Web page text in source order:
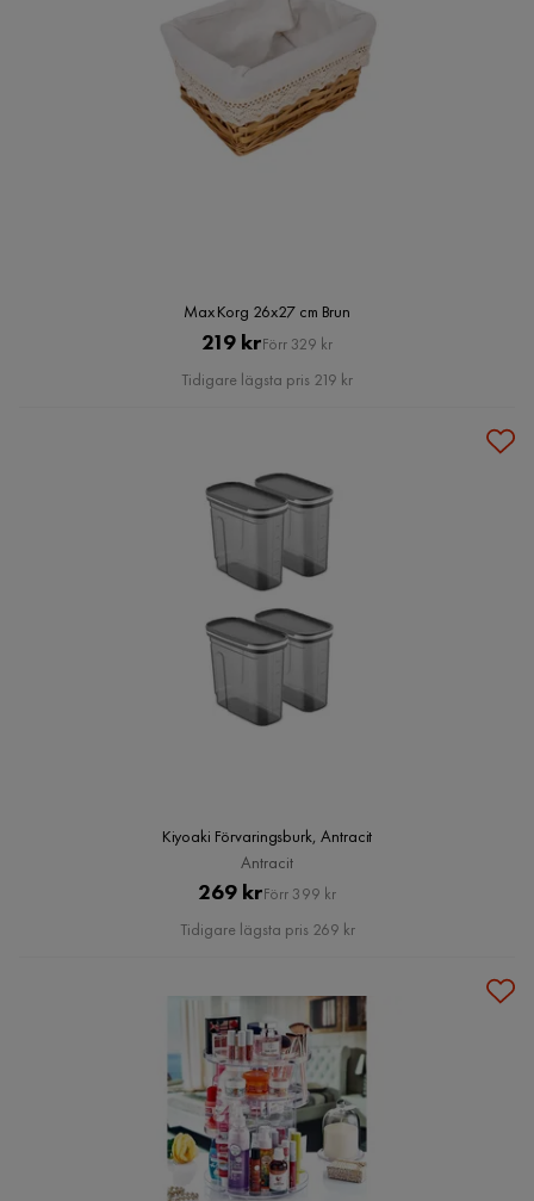
Max Korg 26x27 cm Brun
Pris
219 krOriginal
Pris
Förr 329 kr
Tidigare lägsta pris 219 kr
Kiyoaki Förvaringsburk, Antracit
Antracit
Pris
269 krOriginal
Pris
Förr 399 kr
Tidigare lägsta pris 269 kr